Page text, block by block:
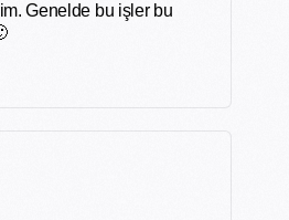
Genelde bu işler bu